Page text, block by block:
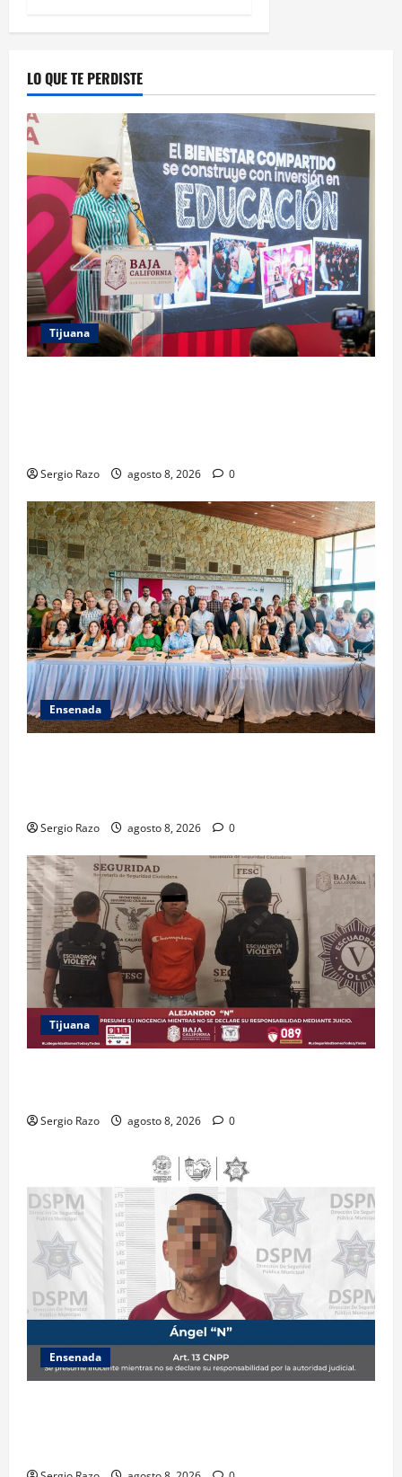
LO QUE TE PERDISTE
Tijuana
Sergio Razo agosto 8, 2026 0
Ensenada
Sergio Razo agosto 8, 2026 0
Tijuana
Sergio Razo agosto 8, 2026 0
Ensenada